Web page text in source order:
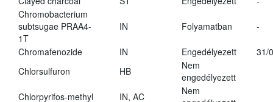
Chromobacterium
subtsugae PRAA4-
1T
IN Folyamatban -
Chromafenozide IN Engedélyezett
31/
Chlorsulfuron
HB
Nem
engedélyezett
Chlorpyrifos-methyl
IN, AC
Nem